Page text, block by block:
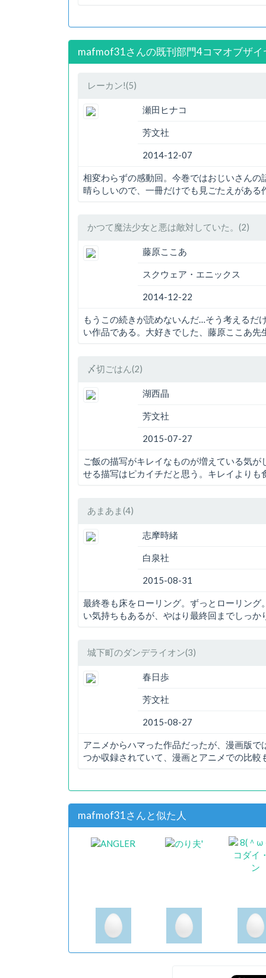
mafmof31さんの既刊部門4コマオブザ
レーカン!(5)
瀬田ヒナコ
芳文社
2014-12-07
相変わらずの感動回。今巻ではおじいさん
晴らしいので、一冊だけでも見ごたえがある
かつて魔法少女と悪は敵対していた。(2)
藤原ここあ
スクウェア・エニックス
2014-12-22
もうこの続きが読めないんだ…そう考えるだ
い作品である。大好きでした、藤原ここあ先
〆切ごはん(2)
湖西晶
芳文社
2015-07-27
ご飯の描写がキレイなものが増えている気
せる描写はピカイチだと思う。キレイより
あまあま(4)
志摩時緒
白泉社
2015-08-31
最終巻も床をローリング。ずっとローリン
い気持ちもあるが、やはり最終回までしっ
城下町のダンデライオン(3)
春日歩
芳文社
2015-08-27
アニメからハマった作品だったが、漫画版
つか収録されていて、漫画とアニメでの比較
mafmof31さんと似た人